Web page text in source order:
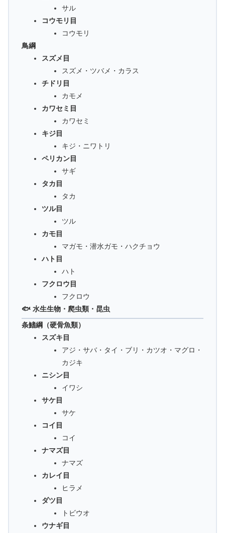
サル
コウモリ目
コウモリ
鳥綱
スズメ目
スズメ・ツバメ・カラス
チドリ目
カモメ
カワセミ目
カワセミ
キジ目
キジ・ニワトリ
ペリカン目
サギ
タカ目
タカ
ツル目
ツル
カモ目
マガモ・潜水ガモ・ハクチョウ
ハト目
ハト
フクロウ目
フクロウ
🐟 水生生物・爬虫類・昆虫
条鰭綱（硬骨魚類）
スズキ目
アジ・サバ・タイ・ブリ・カツオ・マグロ・
カジキ
ニシン目
イワシ
サケ目
サケ
コイ目
コイ
ナマズ目
ナマズ
カレイ目
ヒラメ
ダツ目
トビウオ
ウナギ目